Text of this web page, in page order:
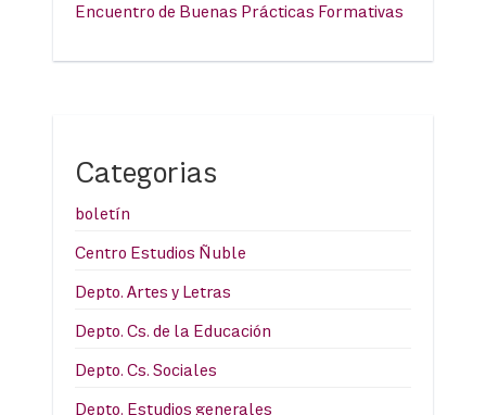
Encuentro de Buenas Prácticas Formativas
Categorias
boletín
Centro Estudios Ñuble
Depto. Artes y Letras
Depto. Cs. de la Educación
Depto. Cs. Sociales
Depto. Estudios generales